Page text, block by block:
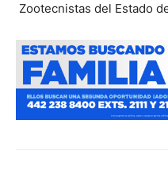
Zootecnistas del Estado